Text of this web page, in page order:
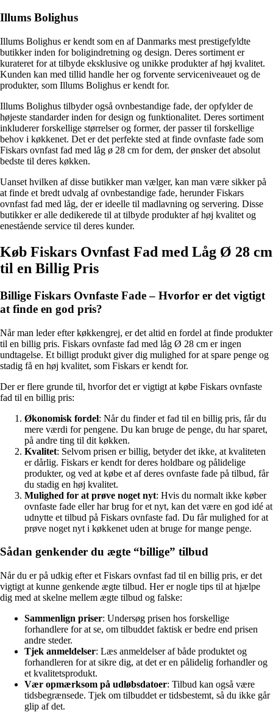
Illums Bolighus
Illums Bolighus er kendt som en af Danmarks mest prestigefyldte
butikker inden for boligindretning og design. Deres sortiment er
kurateret for at tilbyde eksklusive og unikke produkter af høj kvalitet.
Kunden kan med tillid handle her og forvente serviceniveauet og de
produkter, som Illums Bolighus er kendt for.
Illums Bolighus tilbyder også ovnbestandige fade, der opfylder de
højeste standarder inden for design og funktionalitet. Deres sortiment
inkluderer forskellige størrelser og former, der passer til forskellige
behov i køkkenet. Det er det perfekte sted at finde ovnfaste fade som
Fiskars ovnfast fad med låg ø 28 cm for dem, der ønsker det absolut
bedste til deres køkken.
Uanset hvilken af disse butikker man vælger, kan man være sikker på
at finde et bredt udvalg af ovnbestandige fade, herunder Fiskars
ovnfast fad med låg, der er ideelle til madlavning og servering. Disse
butikker er alle dedikerede til at tilbyde produkter af høj kvalitet og
enestående service til deres kunder.
Køb Fiskars Ovnfast Fad med Låg Ø 28 cm
til en Billig Pris
Billige Fiskars Ovnfaste Fade – Hvorfor er det vigtigt
at finde en god pris?
Når man leder efter køkkengrej, er det altid en fordel at finde produkter
til en billig pris. Fiskars ovnfaste fad med låg Ø 28 cm er ingen
undtagelse. Et billigt produkt giver dig mulighed for at spare penge og
stadig få en høj kvalitet, som Fiskars er kendt for.
Der er flere grunde til, hvorfor det er vigtigt at købe Fiskars ovnfaste
fad til en billig pris:
Økonomisk fordel: Når du finder et fad til en billig pris, får du
mere værdi for pengene. Du kan bruge de penge, du har sparet,
på andre ting til dit køkken.
Kvalitet: Selvom prisen er billig, betyder det ikke, at kvaliteten
er dårlig. Fiskars er kendt for deres holdbare og pålidelige
produkter, og ved at købe et af deres ovnfaste fade på tilbud, får
du stadig en høj kvalitet.
Mulighed for at prøve noget nyt: Hvis du normalt ikke køber
ovnfaste fade eller har brug for et nyt, kan det være en god idé at
udnytte et tilbud på Fiskars ovnfaste fad. Du får mulighed for at
prøve noget nyt i køkkenet uden at bruge for mange penge.
Sådan genkender du ægte “billige” tilbud
Når du er på udkig efter et Fiskars ovnfast fad til en billig pris, er det
vigtigt at kunne genkende ægte tilbud. Her er nogle tips til at hjælpe
dig med at skelne mellem ægte tilbud og falske:
Sammenlign priser: Undersøg prisen hos forskellige
forhandlere for at se, om tilbuddet faktisk er bedre end prisen
andre steder.
Tjek anmeldelser: Læs anmeldelser af både produktet og
forhandleren for at sikre dig, at det er en pålidelig forhandler og
et kvalitetsprodukt.
Vær opmærksom på udløbsdatoer: Tilbud kan også være
tidsbegrænsede. Tjek om tilbuddet er tidsbestemt, så du ikke går
glip af det.